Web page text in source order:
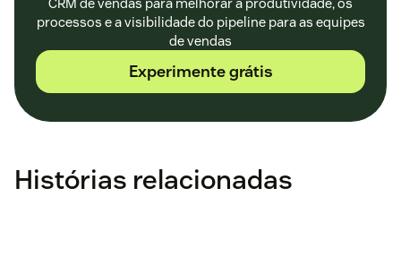
processos e a visibilidade do pipeline para as equipes
de vendas
Experimente grátis
Histórias relacionadas